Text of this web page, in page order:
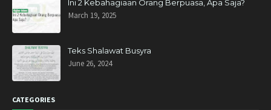
Maret 2019
Januari 2019
Desember 2018
November 2018
September 2018
Ini 2 Kebahagiaan Orang Berpuasa, Apa Saja?
March 19, 2025
Teks Shalawat Busyra
June 26, 2024
CATEGORIES